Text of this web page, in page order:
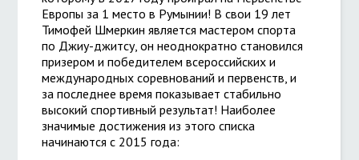
Европы за 1 место в Румынии! В свои 19 лет
Тимофей Шмеркин является мастером спорта
по Джиу-джитсу, он неоднократно становился
призером и победителем всероссийских и
международных соревнований и первенств, и
за последнее время показывает стабильно
высокий спортивный результат! Наиболее
значимые достижения из этого списка
начинаются с 2015 года: